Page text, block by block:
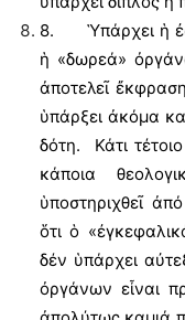
8. Ὑπάρχει ἡ
ἡ «δωρεά»
ἀποτελεῖ
ὑπάρξει ἀκόμα
δότη. Κάτι
κάποια
ὑποστηριχθεῖ
ὅτι ὁ
δέν ὑπάρχει
ὀργάνων εἶναι